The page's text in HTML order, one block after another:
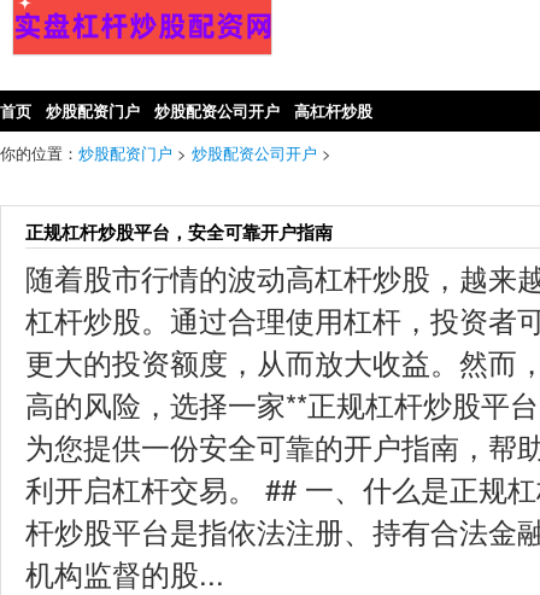
首页 炒股配资门户 炒股配资公司开户
高杠杆炒股
你的位置： 炒股配资门户 > 炒股配资公司开户 >
正规杠杆炒股平台，安全可靠开户指南
随着股市行情的波动高杠杆炒股，越来
杠杆炒股。通过合理使用杠杆，投资者
更大的投资额度，从而放大收益。然而
高的风险，选择一家**正规杠杆炒股平
为您提供一份安全可靠的开户指南，帮
利开启杠杆交易。 ## 一、什么是正规
杆炒股平台是指依法注册、持有合法金
机构监督的股...